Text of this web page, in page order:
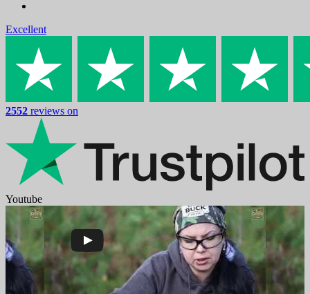
Excellent
2552 reviews on
Youtube